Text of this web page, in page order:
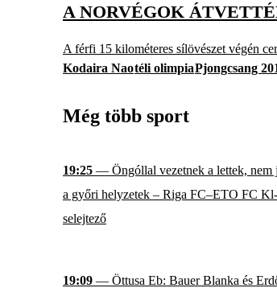
A NORVÉGOK
A férfi 15 kilométeres sílövészet végén
Kodaira Naotéli olimpiaPjongcsang
Még több sport
19:25 — Öngóllal vezetnek a lettek, nem
a győri helyzetek – Riga FC–ETO FC Kl-
selejtező
19:09 — Öttusa Eb: Bauer Blanka és